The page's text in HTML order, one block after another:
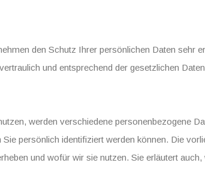
den Schutz Ihrer persönlichen Daten sehr
und entsprechend der gesetzlichen
werden verschiedene personenbezogene
Sie persönlich identifiziert werden können. Die
und wofür wir sie nutzen. Sie erläutert